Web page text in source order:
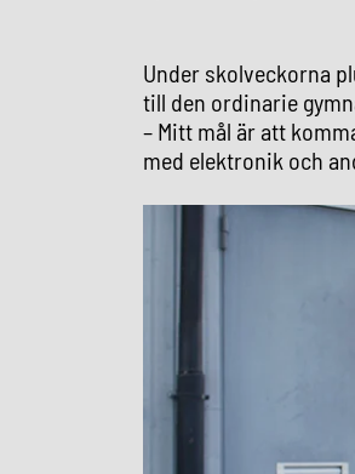
Under skolveckorna
till den ordinarie
– Mitt mål är att
med elektronik och